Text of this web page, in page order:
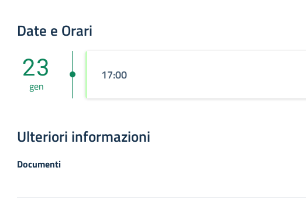
Date e Orari
23
gen
17:00
Ulteriori informazioni
Documenti